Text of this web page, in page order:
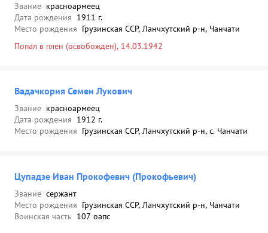
Звание красноармеец
Дата рождения 1911 г.
Место рождения Грузинская ССР, Ланчхутский р-н, Чанчати
Попал в плен (освобожден), 14.03.1942
Вадачкория Семен Лукович
Звание красноармеец
Дата рождения 1912 г.
Место рождения Грузинская ССР, Ланчхутский р-н, с. Чанчати
Цупадзе Иван Прокофевич (Прокофьевич)
Звание сержант
Место рождения Грузинская ССР, Ланчхутский р-н, Чанчати
Воинская часть 107 оапс